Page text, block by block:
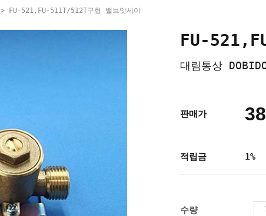
> FU-521,FU-511T/512T구형 밸브앗세이
FU-
대림통상
판매가
적립금 1%
수량